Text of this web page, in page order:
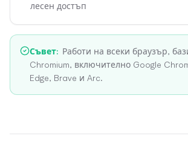
лесен достъп
Съвет: Работи на всеки браузър,
Chromium, включително Google
Edge, Brave и Arc.